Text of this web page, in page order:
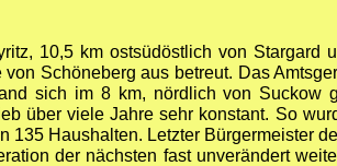
10,5 km ostsüdöstlich von Stargard
Schöneberg aus betreut. Das
sich im 8 km, nördlich von Suckow
über viele Jahre sehr konstant. So
Haushalten. Letzter Bürgermeister
der nächsten fast unverändert